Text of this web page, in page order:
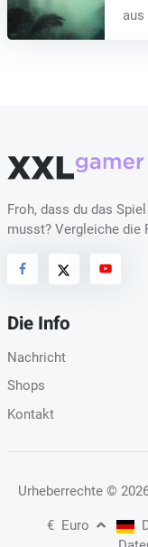
aus
Froh, dass du das
musst? Vergleiche die
Die Info
Nachricht
Shops
Kontakt
Urheberrechte ©
€ Euro